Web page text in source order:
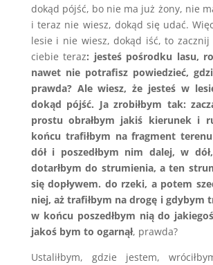
dokąd pójść, bo nie ma już żony, nie
i teraz nie wiesz, dokąd się udać.
lesie i nie wiesz, dokąd iść, to zacznij
ciebie teraz: jesteś pośrodku lasu,
nawet nie potrafisz powiedzieć,
prawda? Ale wiesz, że jesteś w
dokąd pójść. Ja zrobiłbym tak:
prostu obrałbym jakiś kierunek i
końcu trafiłbym na fragment
dół i poszedłbym nim dalej, w
dotarłbym do strumienia, a ten
się dopływem. do rzeki, a potem
niej, aż trafiłbym na drogę i gdybym
w końcu poszedłbym nią do
jakoś bym to ogarnął, prawda?
Ustaliłbym, gdzie jestem,